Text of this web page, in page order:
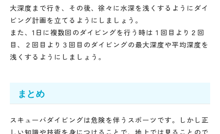
大深度まで行き、その後、徐々に水深を浅くするようにダイ
ビング計画を立てるようにしましょう。
また、1日に複数回のダイビングを行う時は１回目より２回
目、２回目より３回目のダイビングの最大深度や平均深度を
浅くするようにしましょう。
まとめ
スキューバダイビングは危険を伴うスポーツです。しかし正
しい知識や技術を身につけることで、地上では見ることので